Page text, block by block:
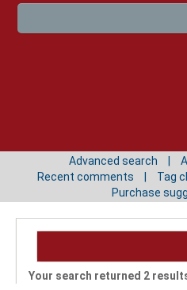
Advanced search
Recent comments
Tag
Purchase
Your search returned 2